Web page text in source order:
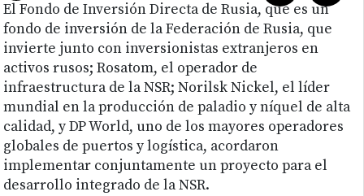
El Fondo de Inversión Directa de Rusia, que es un
fondo de inversión de la Federación de Rusia, que
invierte junto con inversionistas extranjeros en
activos rusos; Rosatom, el operador de
infraestructura de la NSR; Norilsk Nickel, el líder
mundial en la producción de paladio y níquel de alta
calidad, y DP World, uno de los mayores operadores
globales de puertos y logística, acordaron
implementar conjuntamente un proyecto para el
desarrollo integrado de la NSR.